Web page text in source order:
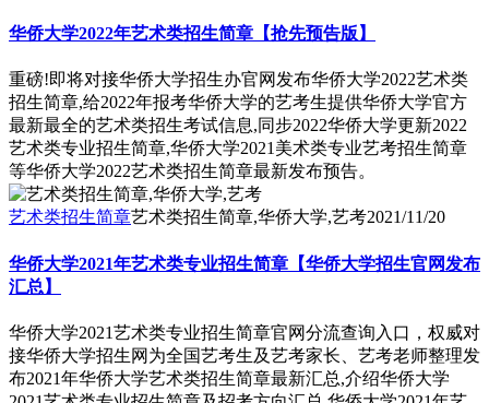
华侨大学2022年艺术类招生简章【抢先预告版】
重磅!即将对接华侨大学招生办官网发布华侨大学2022艺术类
招生简章,给2022年报考华侨大学的艺考生提供华侨大学官方
最新最全的艺术类招生考试信息,同步2022华侨大学更新2022
艺术类专业招生简章,华侨大学2021美术类专业艺考招生简章
等华侨大学2022艺术类招生简章最新发布预告。
艺术类招生简章艺术类招生简章,华侨大学,艺考2021/11/20
华侨大学2021年艺术类专业招生简章【华侨大学招生官网发布
汇总】
华侨大学2021艺术类专业招生简章官网分流查询入口，权威对
接华侨大学招生网为全国艺考生及艺考家长、艺考老师整理发
布2021年华侨大学艺术类招生简章最新汇总,介绍华侨大学